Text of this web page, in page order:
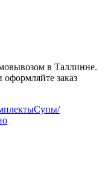
в Таллинне.
заказ
Супы/